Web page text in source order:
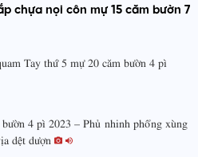
e
d
e
g
%
e
i
chựa nọi côn mự 15 căm bườn 7
Tay thứ 5 mự 20 căm bườn 4 pì
4 pì 2023 – Phủ nhinh phổng xùng
dệt dượn